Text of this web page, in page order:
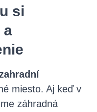
si
a
miesto. Aj keď v
záhradná